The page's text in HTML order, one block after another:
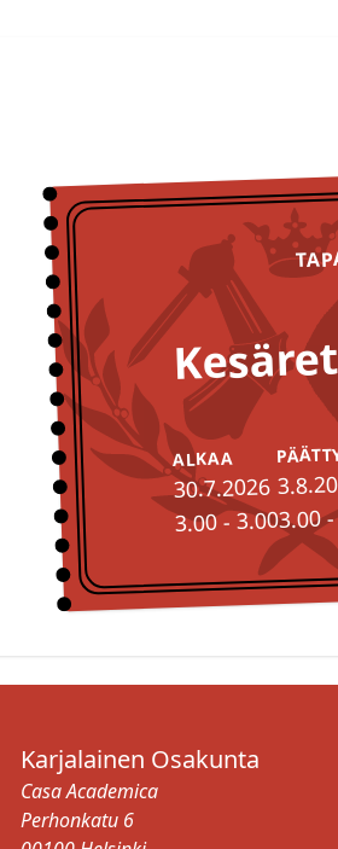
ALKAA
30.7.2026
3.00 - 3.003.00
Karjalainen Osakunta
Casa Academica
Perhonkatu 6